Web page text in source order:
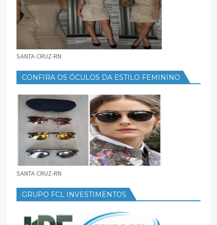
SANTA CRUZ-RN
CONFIRA OS ÓCULOS DA ESTILO FEMININO
SANTA CRUZ-RN
GRUPO FCL INVESTIMENTOS